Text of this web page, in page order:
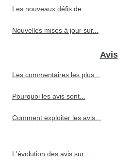
Les nouveaux défis de...
Nouvelles mises à jour sur...
Avis
Les commentaires les plus...
Pourquoi les avis sont...
Comment exploiter les avis...
L'évolution des avis sur...